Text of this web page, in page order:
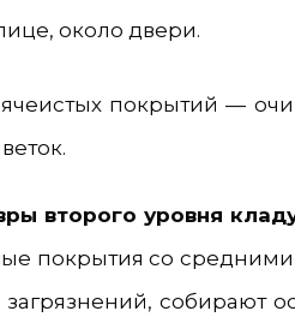
около двери.
ячеистых покрытий —
второго уровня
покрытия со
собирают